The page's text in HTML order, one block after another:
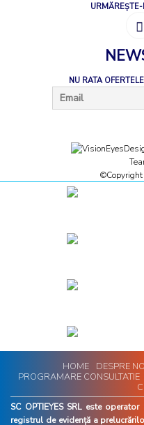
NU RATA
©Copyright
HOME DESPRE
PROGRAMARE CONSULTATIE
SC OPTIEYES SRL este
registrul de evidență a